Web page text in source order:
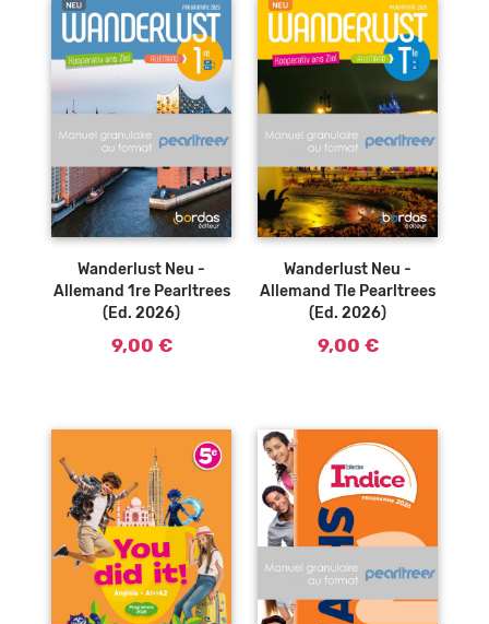
Wanderlust Neu -
Allemand 1re Pearltrees
(Ed. 2026)
9,00 €
Wanderlust Neu -
Allemand Tle Pearltrees
(Ed. 2026)
9,00 €